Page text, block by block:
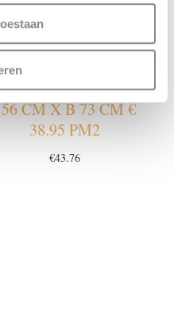
L
CM X B 73 CM €
38.95 PM2
€43.76